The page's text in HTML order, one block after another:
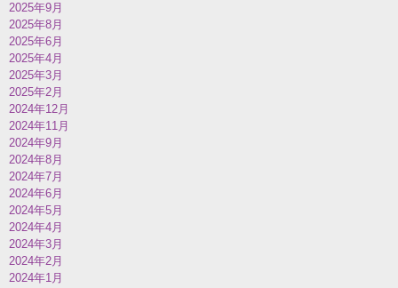
2025年9月
2025年8月
2025年6月
2025年4月
2025年3月
2025年2月
2024年12月
2024年11月
2024年9月
2024年8月
2024年7月
2024年6月
2024年5月
2024年4月
2024年3月
2024年2月
2024年1月